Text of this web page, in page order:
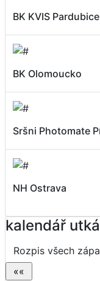
BK KVIS Pardubice
BK Olomoucko
Sršni Photomate
NH Ostrava
kalendář
Rozpis všech